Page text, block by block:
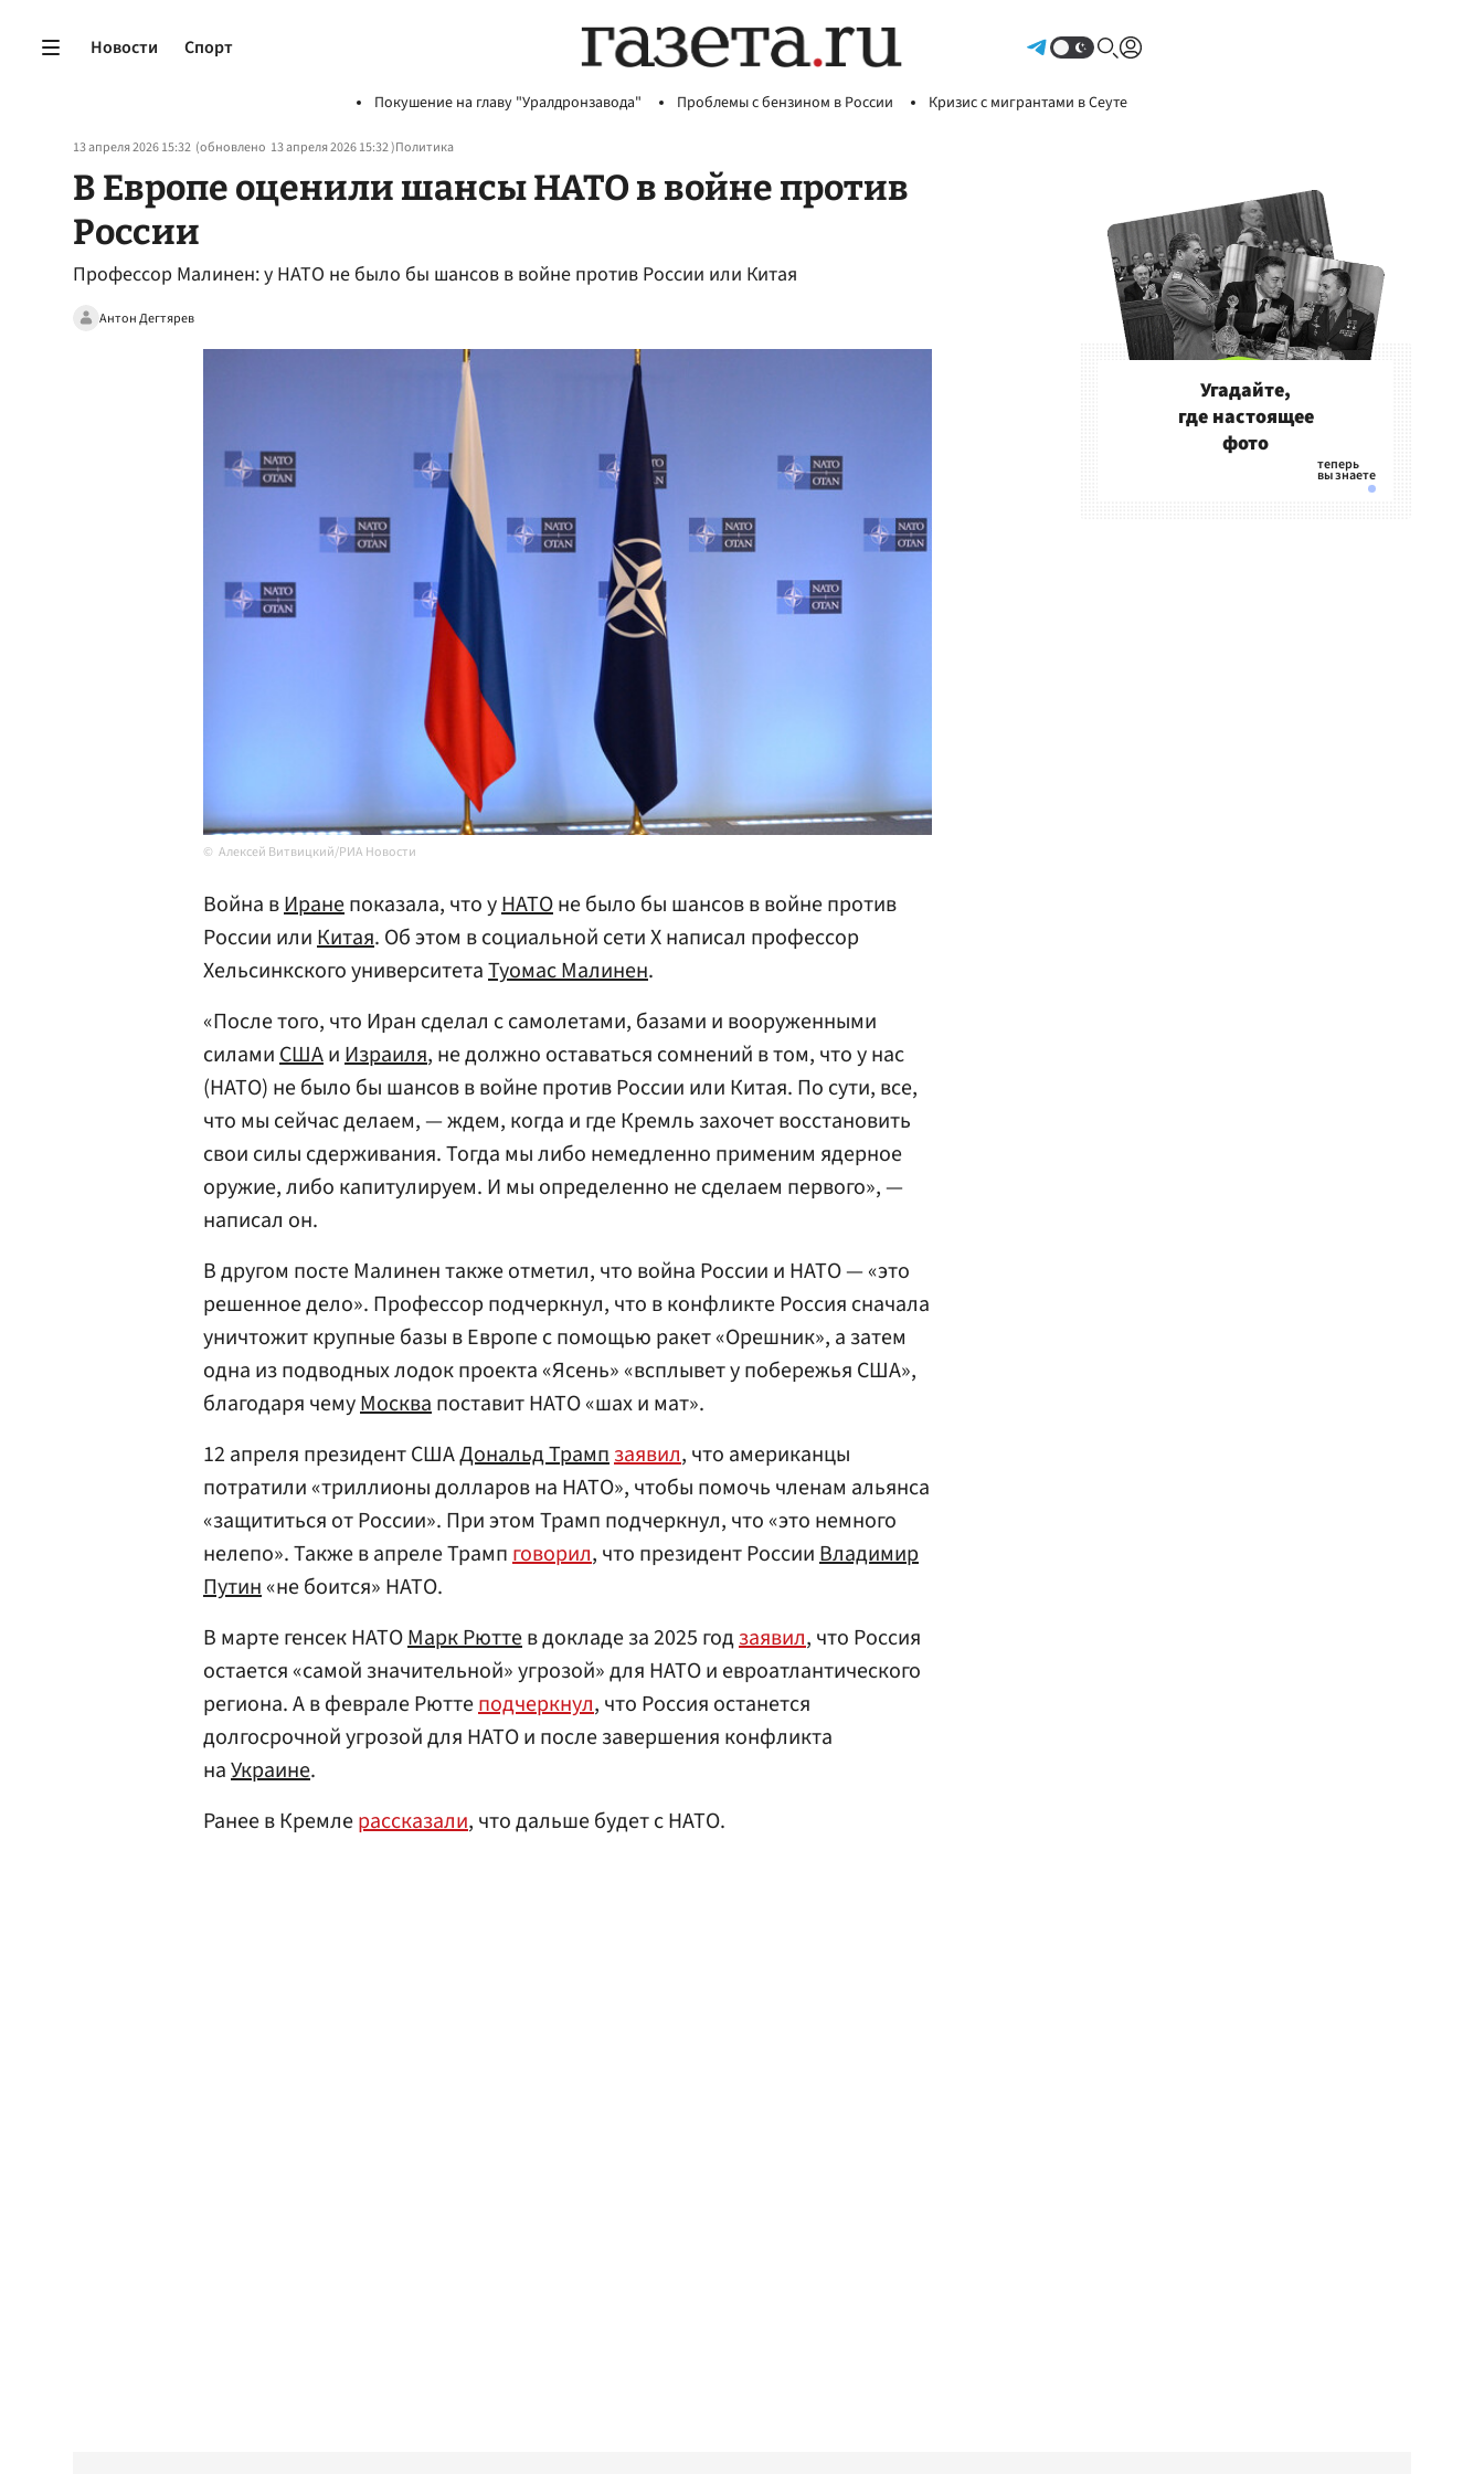
Новости Спорт
Покушение на главу "Уралдронзавода" Проблемы с бензином в России Кризис с мигрантами в Сеуте
13 апреля 2026 15:32 (обновлено 13 апреля 2026 15:32)Политика
В Европе оценили шансы НАТО в войне против
России
Профессор Малинен: у НАТО не было бы шансов в войне против России или Китая
Антон Дегтярев
Алексей Витвицкий/РИА Новости
Война вИранепоказала, что уНАТОне было бы шансов в войне против
России илиКитая. Об этом в социальной сети X написал профессор
Хельсинкского университетаТуомас Малинен.
«После того, что Иран сделал с самолетами, базами и вооруженными
силамиСШАиИзраиля, не должно оставаться сомнений в том, что у нас
(НАТО) не было бы шансов в войне против России или Китая. По сути, все,
что мы сейчас делаем, — ждем, когда и где Кремль захочет восстановить
свои силы сдерживания. Тогда мы либо немедленно применим ядерное
оружие, либо капитулируем. И мы определенно не сделаем первого», —
написал он.
В другом посте Малинен также отметил, что война России и НАТО — «это
решенное дело». Профессор подчеркнул, что в конфликте Россия сначала
уничтожит крупные базы в Европе с помощью ракет «Орешник», а затем
одна из подводных лодок проекта «Ясень» «всплывет у побережья США»,
благодаря чемуМосквапоставит НАТО «шах и мат».
12 апреля президент СШАДональд Трампзаявил, что американцы
потратили «триллионы долларов на НАТО», чтобы помочь членам альянса
«защититься от России». При этом Трамп подчеркнул, что «это немного
нелепо». Также в апреле Трампговорил, что президент РоссииВладимир
Путин«не боится» НАТО.
В марте генсек НАТОМарк Рюттев докладе за 2025 годзаявил, что Россия
остается «самой значительной» угрозой» для НАТО и евроатлантического
региона. А в феврале Рюттеподчеркнул, что Россия останется
долгосрочной угрозой для НАТО и после завершения конфликта
наУкраине.
Ранее в Кремлерассказали, что дальше будет с НАТО.
Угадайте,
где настоящее
фото